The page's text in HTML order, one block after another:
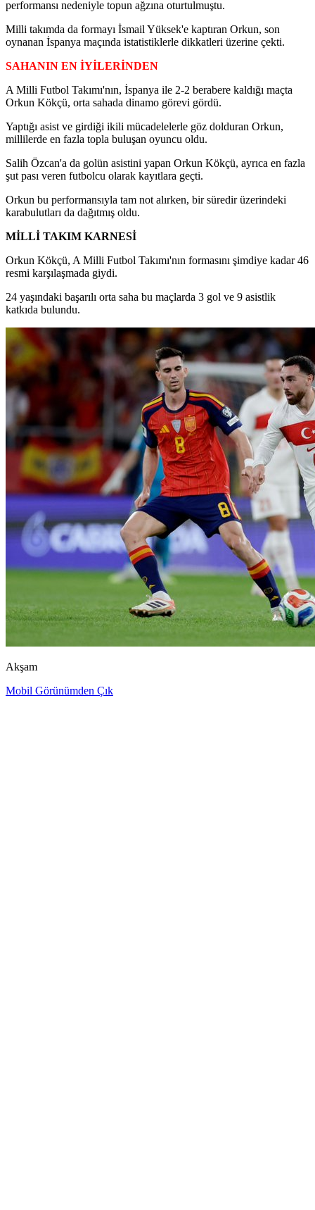
performansı nedeniyle topun ağzına oturtulmuştu.
Milli takımda da formayı İsmail Yüksek'e kaptıran Orkun, son
oynanan İspanya maçında istatistiklerle dikkatleri üzerine çekti.
SAHANIN EN İYİLERİNDEN
A Milli Futbol Takımı'nın, İspanya ile 2-2 berabere kaldığı maçta
Orkun Kökçü, orta sahada dinamo görevi gördü.
Yaptığı asist ve girdiği ikili mücadelelerle göz dolduran Orkun,
millilerde en fazla topla buluşan oyuncu oldu.
Salih Özcan'a da golün asistini yapan Orkun Kökçü, ayrıca en fazla
şut pası veren futbolcu olarak kayıtlara geçti.
Orkun bu performansıyla tam not alırken, bir süredir üzerindeki
karabulutları da dağıtmış oldu.
MİLLİ TAKIM KARNESİ
Orkun Kökçü, A Milli Futbol Takımı'nın formasını şimdiye kadar 46
resmi karşılaşmada giydi.
24 yaşındaki başarılı orta saha bu maçlarda 3 gol ve 9 asistlik
katkıda bulundu.
Akşam
Mobil Görünümden Çık